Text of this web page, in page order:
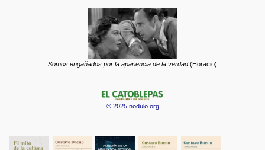
Somos engañados por la apariencia de la verdad(Horacio)
© 2025 nodulo.org